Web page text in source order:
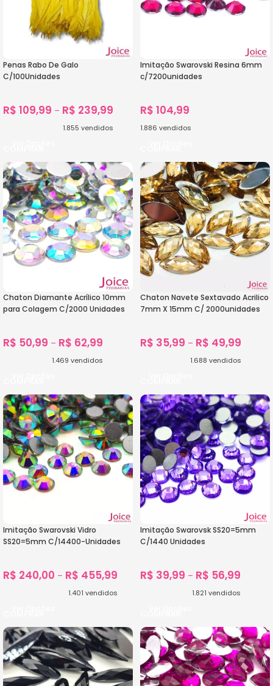
Penas Rabo De Galo
C/100Unidades
R$ 109,99 – R$ 239,99
1.855 vendidos
Imitação Swarovski Resina 6mm
c/7200unidades
R$ 104,99
1.886 vendidos
Chaton Diamante Acrílico 10mm
para Colagem C/2000 Unidades
R$ 50,99 – R$ 62,99
1.469 vendidos
Chaton Navete Sextavado Acrilico
7mm X 15mm C/ 2000unidades
R$ 35,99 – R$ 49,99
1.688 vendidos
Imitação Swarovski Vidro
SS20=5mm C/14400-Unidades
R$ 240,00 – R$ 455,99
1.401 vendidos
Imitação Swarovsk SS20=5mm
C/1440 Unidades
R$ 39,99 – R$ 56,99
1.821 vendidos